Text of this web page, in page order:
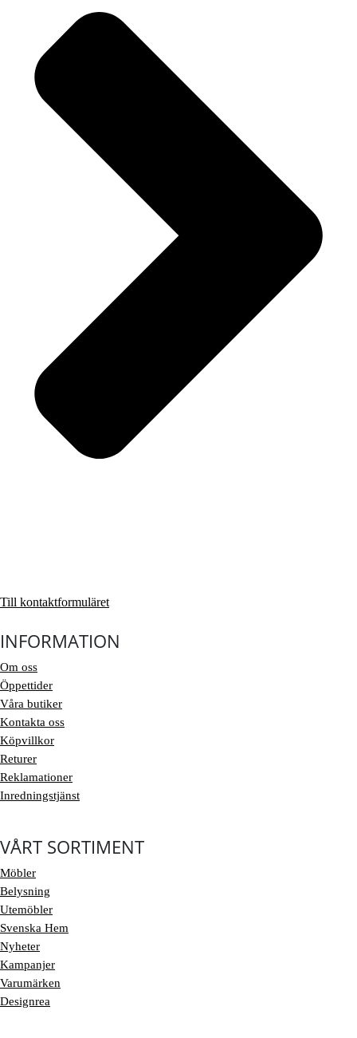
Till kontaktformuläret
INFORMATION
Om oss
Öppettider
Våra butiker
Kontakta oss
Köpvillkor
Returer
Reklamationer
Inredningstjänst
VÅRT SORTIMENT
Möbler
Belysning
Utemöbler
Svenska Hem
Nyheter
Kampanjer
Varumärken
Designrea